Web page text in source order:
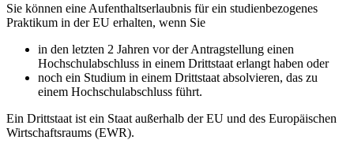
Sie können eine Aufenthaltserlaubnis für ein studienbezogenes
Praktikum in der EU erhalten, wenn Sie
in den letzten 2 Jahren vor der Antragstellung einen
Hochschulabschluss in einem Drittstaat erlangt haben oder
noch ein Studium in einem Drittstaat absolvieren, das zu
einem Hochschulabschluss führt.
Ein Drittstaat ist ein Staat außerhalb der EU und des Europäischen
Wirtschaftsraums (EWR).